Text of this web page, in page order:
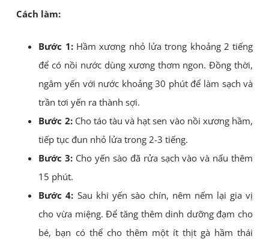
Cách làm:
Bước 1: Hầm xương nhỏ lửa trong khoảng 2 tiếng
để có nồi nước dùng xương thơm ngon. Đồng thời,
ngâm yến với nước khoảng 30 phút để làm sạch và
trần tơi yến ra thành sợi.
Bước 2: Cho táo tàu và hạt sen vào nồi xương hầm,
tiếp tục đun nhỏ lửa trong 2-3 tiếng.
Bước 3: Cho yến sào đã rửa sạch vào và nấu thêm
15 phút.
Bước 4: Sau khi yến sào chín, nêm nếm lại gia vị
cho vừa miệng. Để tăng thêm dinh dưỡng đạm cho
bé, bạn có thể cho thêm một ít thịt gà hầm thái